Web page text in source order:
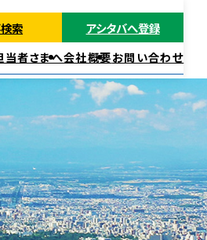
索
アシタバへ登録
らく
当者さまへ会社概要お問い合わせ